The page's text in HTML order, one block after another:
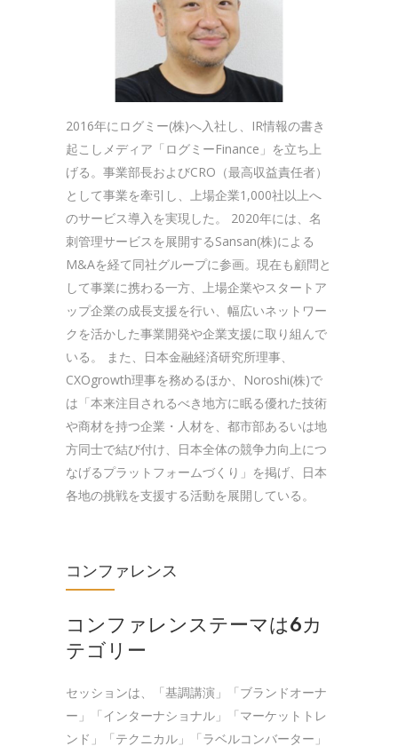
2016年にログミー(株)へ入社し、IR情報の書き
起こしメディア「ログミーFinance」を立ち上
げる。事業部長およびCRO（最高収益責任者）
として事業を牽引し、上場企業1,000社以上へ
のサービス導入を実現した。 2020年には、名
刺管理サービスを展開するSansan(株)による
M&Aを経て同社グループに参画。現在も顧問と
して事業に携わる一方、上場企業やスタートア
ップ企業の成長支援を行い、幅広いネットワー
クを活かした事業開発や企業支援に取り組んで
いる。 また、日本金融経済研究所理事、
CXOgrowth理事を務めるほか、Noroshi(株)で
は「本来注目されるべき地方に眠る優れた技術
や商材を持つ企業・人材を、都市部あるいは地
方同士で結び付け、日本全体の競争力向上につ
なげるプラットフォームづくり」を掲げ、日本
各地の挑戦を支援する活動を展開している。
コンファレンス
コンファレンステーマは6カ
テゴリー
セッションは、「基調講演」「ブランドオーナ
ー」「インターナショナル」「マーケットトレ
ンド」「テクニカル」「ラベルコンバーター」